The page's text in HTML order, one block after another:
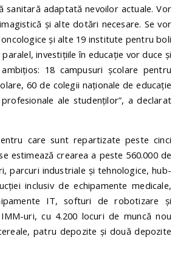
sanitară adaptată nevoilor actuale. Vor
și alte dotări necesare. Se vor
și alte 19 institute pentru boli
investițiile în educație vor duce și
18 campusuri școlare pentru
60 de colegii naționale de educație
ale studenților”, a declarat
care sunt repartizate peste cinci
estimează crearea a peste 560.000 de
parcuri industriale și tehnologice, hub-
inclusiv de echipamente medicale,
IT, softuri de robotizare și
uri, cu 4.200 locuri de muncă nou
patru depozite și două depozite